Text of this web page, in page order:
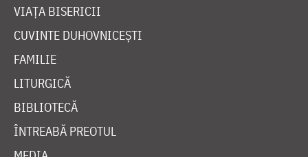
VIAȚA BISERICII
CUVINTE DUHOVNICEȘTI
FAMILIE
LITURGICĂ
BIBLIOTECĂ
ÎNTREABĂ PREOTUL